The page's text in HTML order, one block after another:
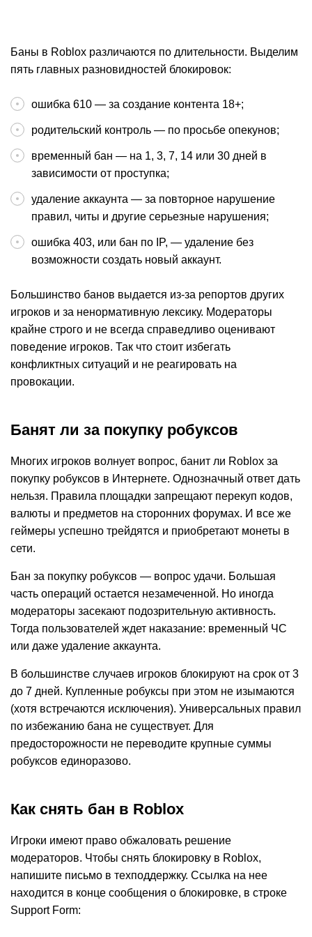
Баны в Roblox различаются по длительности. Выделим
пять главных разновидностей блокировок:
ошибка 610 — за создание контента 18+;
родительский контроль — по просьбе опекунов;
временный бан — на 1, 3, 7, 14 или 30 дней в
зависимости от проступка;
удаление аккаунта — за повторное нарушение
правил, читы и другие серьезные нарушения;
ошибка 403, или бан по IP, — удаление без
возможности создать новый аккаунт.
Большинство банов выдается из-за репортов других
игроков и за ненормативную лексику. Модераторы
крайне строго и не всегда справедливо оценивают
поведение игроков. Так что стоит избегать
конфликтных ситуаций и не реагировать на
провокации.
Банят ли за покупку робуксов
Многих игроков волнует вопрос, банит ли Roblox за
покупку робуксов в Интернете. Однозначный ответ дать
нельзя. Правила площадки запрещают перекуп кодов,
валюты и предметов на сторонних форумах. И все же
геймеры успешно трейдятся и приобретают монеты в
сети.
Бан за покупку робуксов — вопрос удачи. Большая
часть операций остается незамеченной. Но иногда
модераторы засекают подозрительную активность.
Тогда пользователей ждет наказание: временный ЧС
или даже удаление аккаунта.
В большинстве случаев игроков блокируют на срок от 3
до 7 дней. Купленные робуксы при этом не изымаются
(хотя встречаются исключения). Универсальных правил
по избежанию бана не существует. Для
предосторожности не переводите крупные суммы
робуксов единоразово.
Как снять бан в Roblox
Игроки имеют право обжаловать решение
модераторов. Чтобы снять блокировку в Roblox,
напишите письмо в техподдержку. Ссылка на нее
находится в конце сообщения о блокировке, в строке
Support Form: